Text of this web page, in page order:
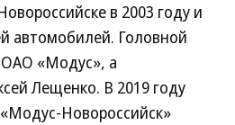
в 2003 году и
автомобилей. Головной
ОАО «Модус», а
Лещенко. В 2019 году
Новороссийск»